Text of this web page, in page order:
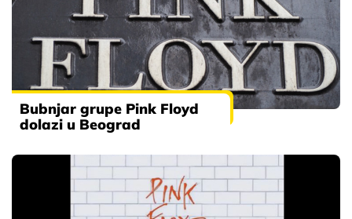
Bubnjar grupe Pink Floyd
dolazi u Beograd